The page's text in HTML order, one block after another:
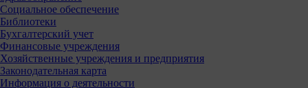
Социальное обеспечение
Библиотеки
Бухгалтерский учет
Финансовые учреждения
Хозяйственные учреждения и предприятия
Законодательная карта
Информация о деятельности